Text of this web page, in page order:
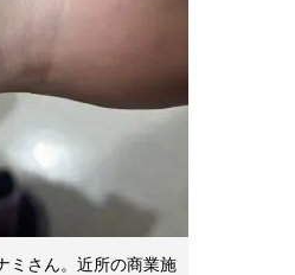
ミさん。近所の商業施